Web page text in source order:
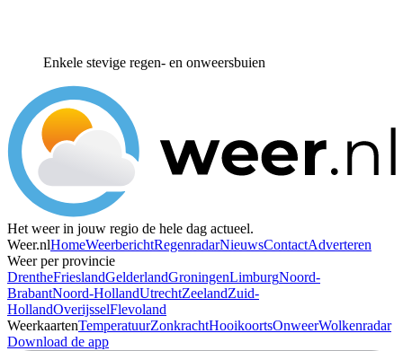
Enkele stevige regen- en onweersbuien
Het weer in jouw regio de hele dag actueel.
Weer.nlHomeWeerberichtRegenradarNieuwsContactAdverteren
Weer per provincie
DrentheFrieslandGelderlandGroningenLimburgNoord-
BrabantNoord-HollandUtrechtZeelandZuid-
HollandOverijsselFlevoland
WeerkaartenTemperatuurZonkrachtHooikoortsOnweerWolkenradar
Download de app